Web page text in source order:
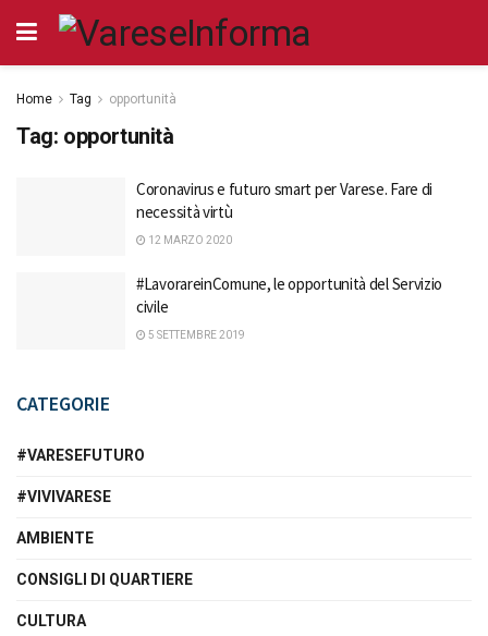
Home Tag opportunità
Tag: opportunità
Coronavirus e futuro smart per Varese. Fare di
necessità virtù
12 MARZO 2020
#LavorareinComune, le opportunità del Servizio
civile
5 SETTEMBRE 2019
CATEGORIE
#VARESEFUTURO
#VIVIVARESE
AMBIENTE
CONSIGLI DI QUARTIERE
CULTURA